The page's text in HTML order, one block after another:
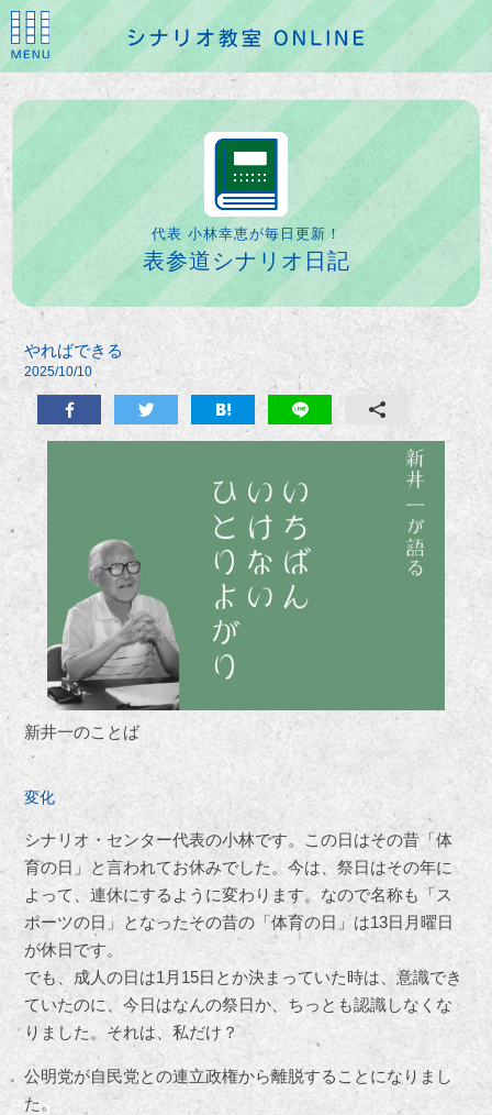
代表 小林幸恵が毎日更新！
表参道シナリオ日記
やればできる
2025/10/10
新井一のことば
変化
シナリオ・センター代表の小林です。この日はその昔「体
育の日」と言われてお休みでした。今は、祭日はその年に
よって、連休にするように変わります。なので名称も「ス
ポーツの日」となったその昔の「体育の日」は13日月曜日
が休日です。
でも、成人の日は1月15日とか決まっていた時は、意識でき
ていたのに、今日はなんの祭日か、ちっとも認識しなくな
りました。それは、私だけ？
公明党が自民党との連立政権から離脱することになりまし
た。